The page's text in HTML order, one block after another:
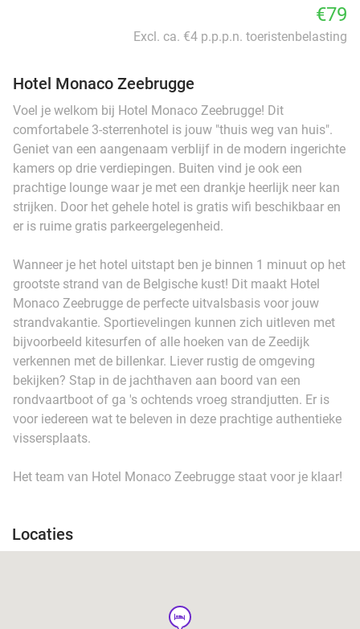
€79
Excl. ca. €4 p.p.p.n. toeristenbelasting
Hotel Monaco Zeebrugge
Voel je welkom bij Hotel Monaco Zeebrugge! Dit
comfortabele 3-sterrenhotel is jouw "thuis weg van huis".
Geniet van een aangenaam verblijf in de modern ingerichte
kamers op drie verdiepingen. Buiten vind je ook een
prachtige lounge waar je met een drankje heerlijk neer kan
strijken. Door het gehele hotel is gratis wifi beschikbaar en
er is ruime gratis parkeergelegenheid.
Wanneer je het hotel uitstapt ben je binnen 1 minuut op het
grootste strand van de Belgische kust! Dit maakt Hotel
Monaco Zeebrugge de perfecte uitvalsbasis voor jouw
strandvakantie. Sportievelingen kunnen zich uitleven met
bijvoorbeeld kitesurfen of alle hoeken van de Zeedijk
verkennen met de billenkar. Liever rustig de omgeving
bekijken? Stap in de jachthaven aan boord van een
rondvaartboot of ga 's ochtends vroeg strandjutten. Er is
voor iedereen wat te beleven in deze prachtige authentieke
vissersplaats.
Het team van Hotel Monaco Zeebrugge staat voor je klaar!
Locaties
hotel